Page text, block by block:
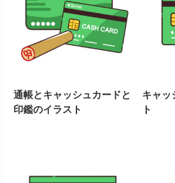
通帳とキャッシュカードと
印鑑のイラスト
キャッ
ト